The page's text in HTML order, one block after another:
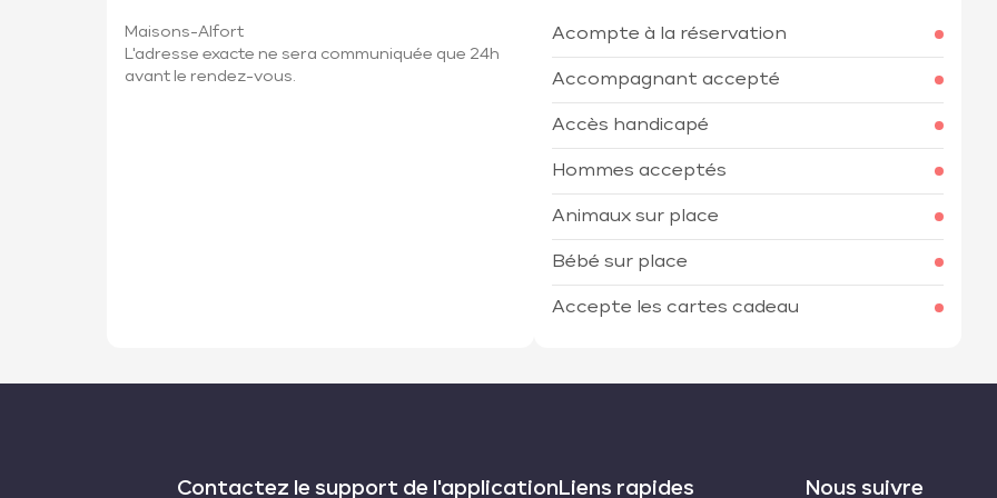
Maisons-Alfort
L'adresse exacte ne sera communiquée que 24h
avant le rendez-vous.
Acompte à la réservation
Accompagnant accepté
Accès handicapé
Hommes acceptés
Animaux sur place
Bébé sur place
Accepte les cartes cadeau
Contactez le support de l'application Liens rapides Nous suivre